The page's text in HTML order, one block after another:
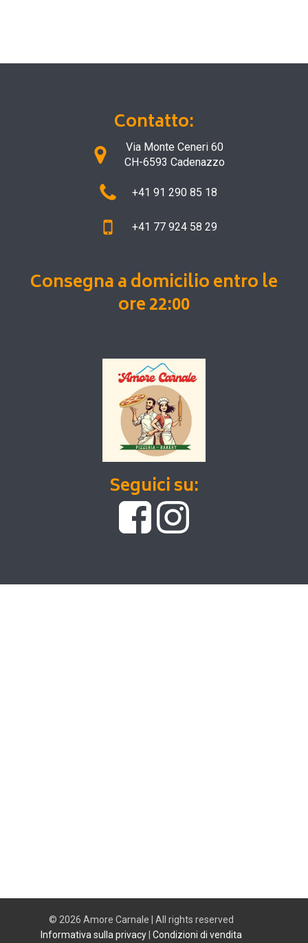
Contatto:
Via Monte Ceneri 60
CH-6593 Cadenazzo
+41 91 290 85 18
+41 77 924 58 29
Consegna a domicilio entro le
ore 22:00
Seguici su:
© 2026 Amore Carnale | All rights reserved
Informativa sulla privacy| Condizioni di vendita